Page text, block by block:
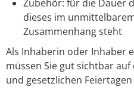
Zubehör: für die Dauer
dieses im
Zusammenhang steht
Als Inhaberin oder Inhaber
müssen Sie gut sichtbar
und gesetzlichen